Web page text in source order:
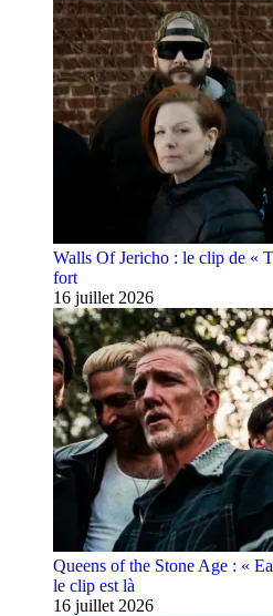
Walls Of Jericho : le clip de «
fort
16 juillet 2026
Queens of the Stone Age : «
le clip est là
16 juillet 2026